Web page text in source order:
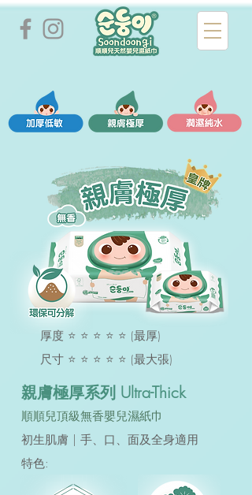
厚度 ⭐ ⭐ ⭐ ⭐ ⭐ (最厚)
尺寸 ⭐ ⭐ ⭐ ⭐ ⭐ (最大張)
親膚極厚系列 Ultra-Thick
順順兒頂級無香嬰兒濕紙巾
初生肌膚 | 手、口、面及全身適用
特色: